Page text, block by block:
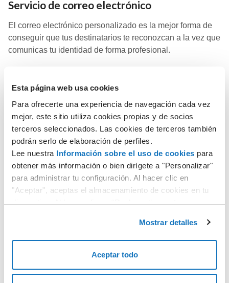
Esta página web usa cookies
Para ofrecerte una experiencia de navegación cada vez
mejor, este sitio utiliza cookies propias y de socios
terceros seleccionados. Las cookies de terceros también
podrán serlo de elaboración de perfiles.
Lee nuestra Información sobre el uso de cookies para
obtener más información o bien dirígete a "Personalizar"
para administrar tu configuración. Al hacer clic en
"Aceptar", aceptas el almacenamiento de cookies en tu
dispositivo. Al hacer clic en “Rechazar“, aceptas
Mostrar detalles
Aceptar todo
Servicio de correo electrónico
El correo electrónico personalizado es la mejor forma de
conseguir que tus destinatarios te reconozcan a la vez que
comunicas tu identidad de forma profesional.
Descubre más
Planes Hosting Windows
Aprovecha un espacio web ilimitado con muchas
herramientas incluidas para crear el sitio web que quieras.